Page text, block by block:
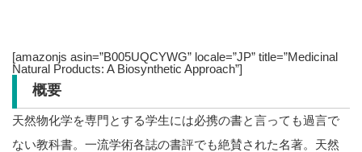
[amazonjs asin=”B005UQCYWG” locale=”JP” title=”Medicinal
Natural Products: A Biosynthetic Approach”]
概要
天然物化学を専門とする学生には必携の書と言っても過言で
ない教科書。一流学術各誌の書評でも絶賛された名著。天然